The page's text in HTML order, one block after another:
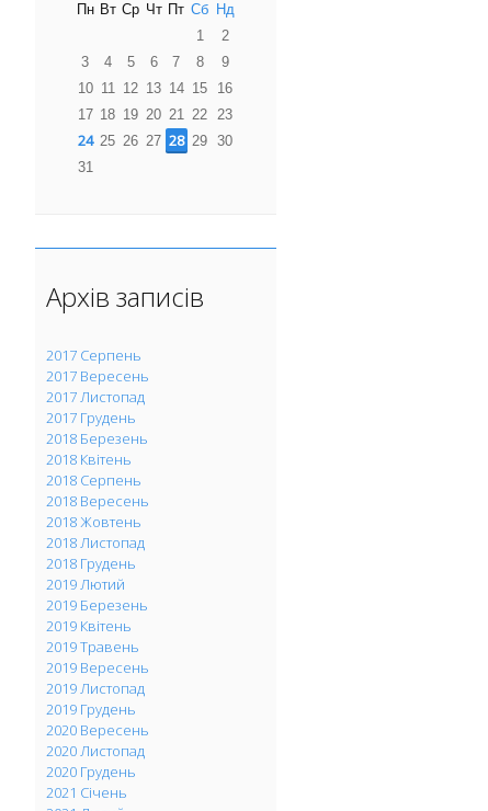
Пн Вт Ср Чт Пт Сб Нд
1
2
3
4 5 6 7 8
9
10 11 12 13 14 15
16
17 18 19 20 21 22 23
24 25 26 27 28 29 30
31
Архів записів
2017 Серпень
2017 Вересень
2017 Листопад
2017 Грудень
2018 Березень
2018 Квітень
2018 Серпень
2018 Вересень
2018 Жовтень
2018 Листопад
2018 Грудень
2019 Лютий
2019 Березень
2019 Квітень
2019 Травень
2019 Вересень
2019 Листопад
2019 Грудень
2020 Вересень
2020 Листопад
2020 Грудень
2021 Січень